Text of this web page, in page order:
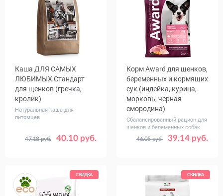
Каша ДЛЯ САМЫХ
ЛЮБИМЫХ Стандарт
для щенков (гречка,
кролик)
Натуральная каша для
питомцев
40.10 руб.
47.18 руб.
Вес, кг 1 5
Корм Award для щенков,
беременных и кормящих
сук (индейка, курица,
морковь, черная
смородина)
Сбалансированный рацион для
щенков и беременных собак
39.14 руб.
46.05 руб.
Вес, кг 2 12
СКИДКА СКИДКА